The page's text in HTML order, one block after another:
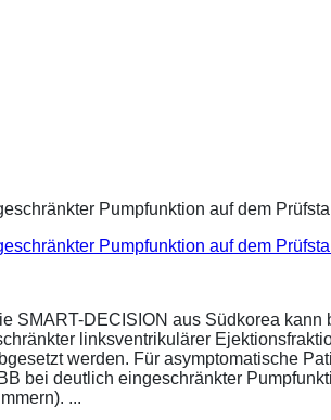
Pumpfunktion auf dem
SMART-DECISION aus Südkorea
linksventrikulärer
werden. Für asymptomatische
bei deutlich eingeschränkter
...